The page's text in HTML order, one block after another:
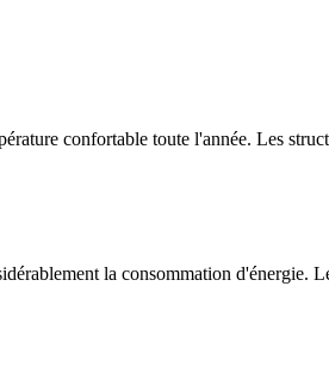
confortable toute l'année. Les
la consommation